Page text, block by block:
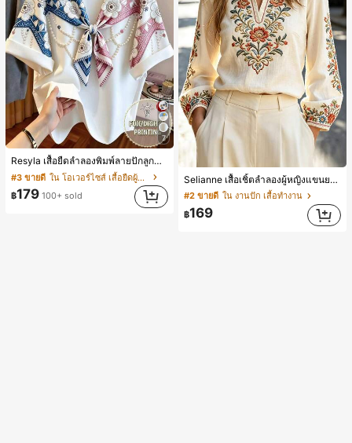
7
Resyla เสื้อยืดลำลองพิมพ์ลายปักลูกปัดรูปโบว์ขนาดใหญ่สำหรับผู้หญิง
#3 ขายดี
ใน โอเวอร์ไซส์ เสื้อยืดผู้หญิง
฿179 100+ sold
Selianne เสื้อเชิ้ตลำลองผู้หญิงแขนยาว คอวีเว้า ลายดอกไม้
#2 ขายดี ใน งานปัก เสื้อทำงาน
฿169